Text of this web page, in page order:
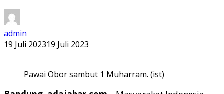
admin
19 Juli 202319 Juli 2023
Pawai Obor sambut 1 Muharram. (ist)